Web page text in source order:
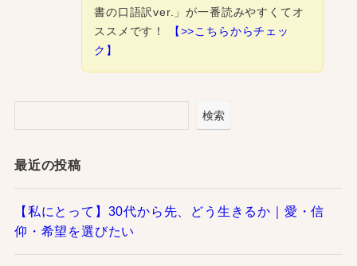
書の口語訳ver.」が一番読みやすくてオ
ススメです！
【>>こちらからチェッ
ク】
検索
最近の投稿
【私にとって】30代から先、どう生きるか｜愛・信
仰・希望を選びたい